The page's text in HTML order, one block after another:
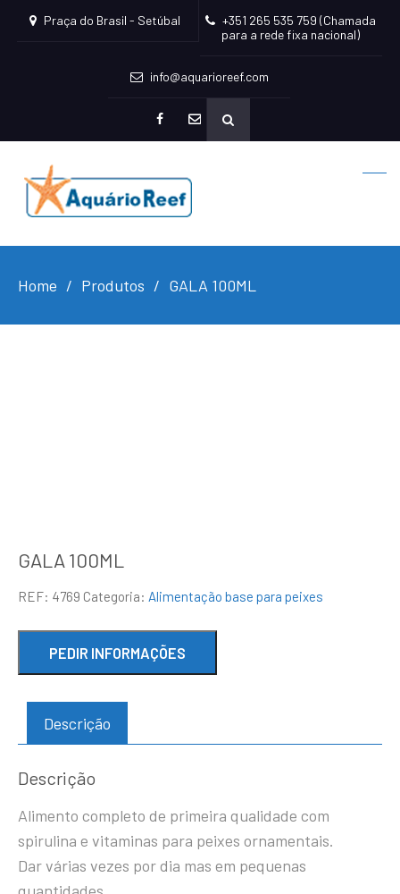
Praça do Brasil - Setúbal
+351 265 535 759 (Chamada
para a rede fixa nacional)
info@aquarioreef.com
mailto
Home Produtos GALA 100ML
GALA 100ML
REF: 4769 Categoria: Alimentação base para peixes
Descrição
Descrição
Alimento completo de primeira qualidade com
spirulina e vitaminas para peixes ornamentais.
Dar várias vezes por dia mas em pequenas